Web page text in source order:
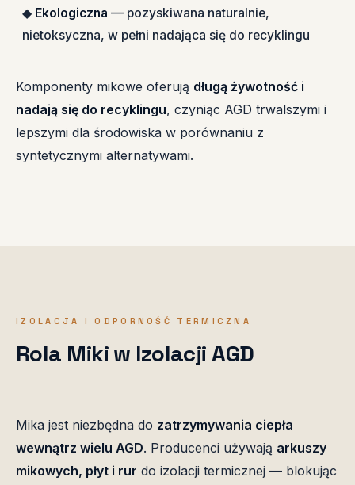
◆ Ekologiczna — pozyskiwana naturalnie,
nietoksyczna, w pełni nadająca się do recyklingu
Komponenty mikowe oferują długą żywotność i
nadają się do recyklingu, czyniąc AGD trwalszymi i
lepszymi dla środowiska w porównaniu z
syntetycznymi alternatywami.
IZOLACJA I ODPORNOŚĆ TERMICZNA
Rola Miki w Izolacji AGD
Mika jest niezbędna do zatrzymywania ciepła
wewnątrz wielu AGD. Producenci używają arkuszy
mikowych, płyt i rur do izolacji termicznej — blokując